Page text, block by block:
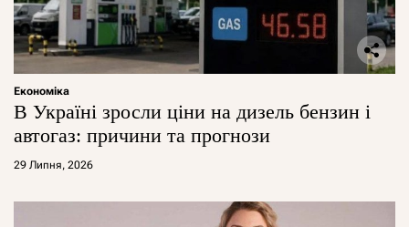
Економіка
В Україні зросли ціни на дизель бензин і
автогаз: причини та прогнози
29 Липня, 2026